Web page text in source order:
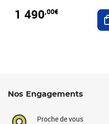
1 490,00€
Nos Engagements
Proche de vous